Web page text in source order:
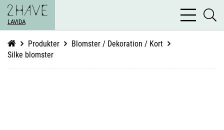
LAVIDA
bars
light
Produkter
Blomster / Dekoration / Kort
Silke blomster